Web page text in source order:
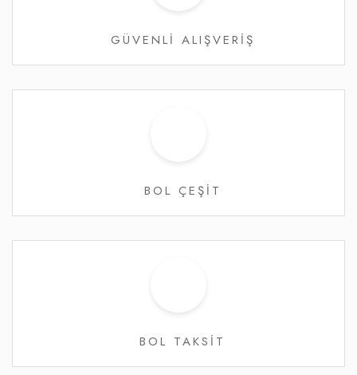
GÜVENLİ ALIŞVERİŞ
BOL ÇEŞİT
BOL TAKSİT